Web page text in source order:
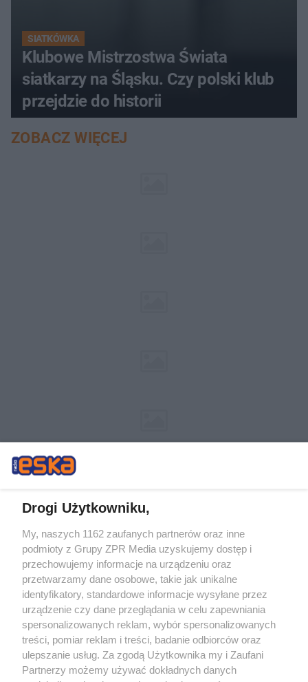
SIATKÓWKA
Klubowe Mistrzostwa Świata
siatkarzy na Śląsku. Czy polski klub
przejdzie do historii
ZOBACZ WIĘCEJ
Żaden utwór zamieszczony w serwisie nie może być powielany i
rozpowszechniany lub dalej rozpowszechniany w jakikolwiek sposób (w
tym także elektroniczny lub mechaniczny) na jakimkolwiek polu
eksploatacji w jakiejkolwiek formie, włącznie z umieszczaniem w Internecie
bez pisemnej zgody właściciela praw. Jakiekolwiek użycie lub
wykorzystanie utworów w całości lub w części z naruszeniem prawa, tzn.
bez właściwej zgody, jest zabronione pod groźbą kary i może być ścigane
prawnie.
Drogi Użytkowniku,
My, naszych 1162 zaufanych partnerów oraz inne
podmioty z Grupy ZPR Media uzyskujemy dostęp i
przechowujemy informacje na urządzeniu oraz
przetwarzamy dane osobowe, takie jak unikalne
identyfikatory, standardowe informacje wysyłane przez
urządzenie czy dane przeglądania w celu zapewniania
spersonalizowanych reklam, wybór spersonalizowanych
treści, pomiar reklam i treści, badanie odbiorców oraz
ulepszanie usług. Za zgodą Użytkownika my i Zaufani
Partnerzy możemy używać dokładnych danych